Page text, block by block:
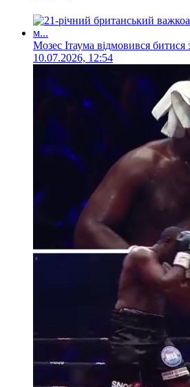
Мозес Ітаума відмовився
10.07.2026, 12:54